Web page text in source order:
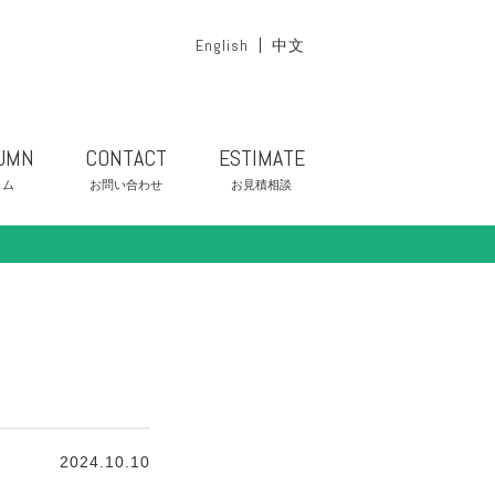
English 中文
CONTACT
お問い合わせ
ESTIMATE
お見積相談
2024.10.10